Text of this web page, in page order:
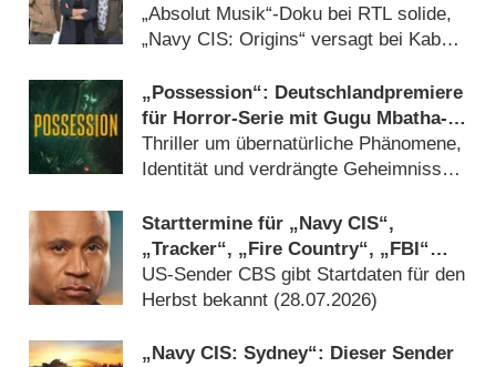
Auftakt
„Absolut Musik“-Doku bei RTL solide,
„Navy CIS: Origins“ versagt bei Kabel
„Possession“: Deutschlandpremiere
für Horror-Serie mit Gugu Mbatha-
Raw und Jonny Lee Miller
Thriller um übernatürliche Phänomene,
Identität und verdrängte Geheimnisse
Starttermine für „Navy CIS“,
„Tracker“, „Fire Country“, „FBI“
und mehr bestätigt
US-Sender CBS gibt Startdaten für den
Herbst bekannt (28.07.2026)
„Navy CIS: Sydney“: Dieser Sender